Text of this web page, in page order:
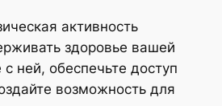
активность
здоровье вашей
ней, обеспечьте доступ
возможность для